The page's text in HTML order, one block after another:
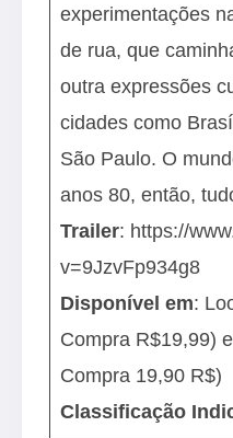
experimentações
de rua, que
outra expressões
cidades como
São Paulo. O
anos 80, então,
Trailer: https://
v=9JzvFp934g8
Disponível em:
Compra R$19,99)
Compra 19,90 R$)
Classificação